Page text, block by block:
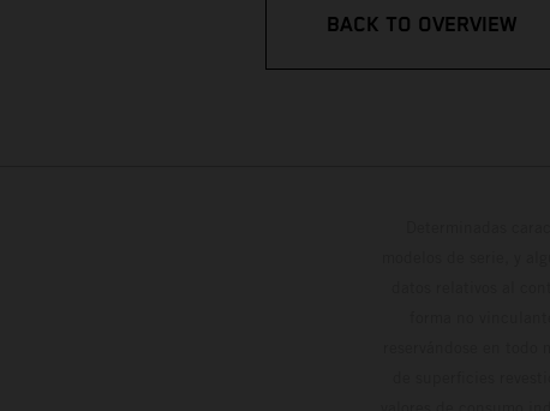
BACK TO OVERVIEW